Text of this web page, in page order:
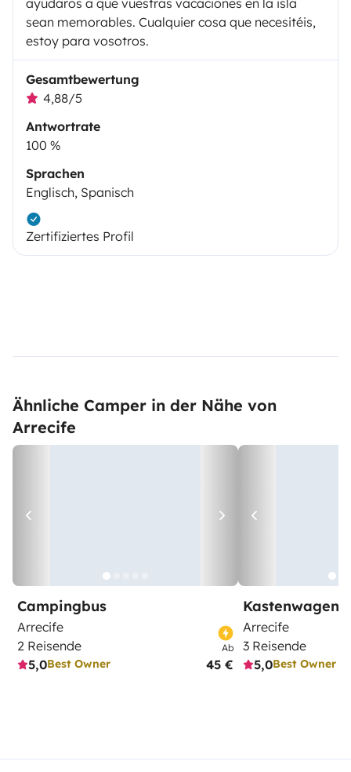
sean memorables. Cualquier cosa que necesitéis,
estoy para vosotros.
Gesamtbewertung
4,88/5
Antwortrate
100 %
Sprachen
Englisch, Spanisch
Zertifiziertes Profil
Ähnliche Camper in der Nähe von
Arrecife
Campingbus
Arrecife
2 Reisende
5,0Best Owner
Ab
45 €
Kastenwagen
Arrecife
3 Reisende
5,0Best Owner